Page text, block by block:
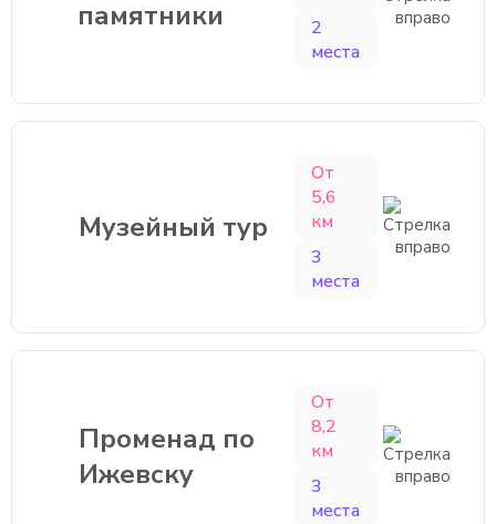
памятники
2
места
Музейный тур
От
5,6
км
3
места
Променад по
Ижевску
От
8,2
км
3
места